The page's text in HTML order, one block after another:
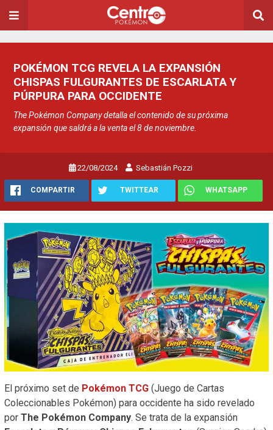
POKÉMON TCG REVELA LA EXPANSIÓN
CHISPAS FULGURANTES DE ESCARLATA Y
PÚRPURA PARA OCCIDENTE
The Pokémon Company detalla el contenido de su próxima
expansión que saldrá a la venta el 8 de noviembre.
22/08/2024 Sebastián Pozzi
COMPARTIR TWITTEAR WHATSAPP
El próximo set de Pokémon TCG (Juego de Cartas
Coleccionables Pokémon) para occidente ha sido revelado
por The Pokémon Company. Se trata de la expansión